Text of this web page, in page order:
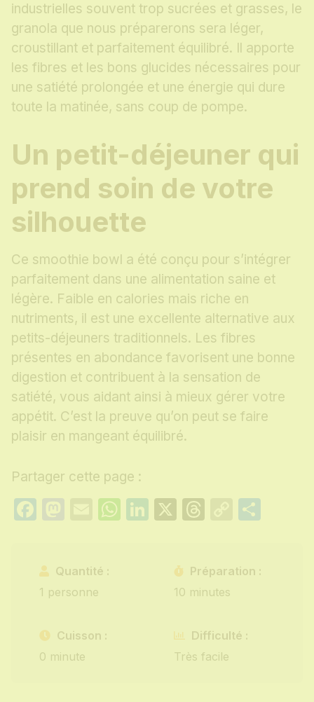
industrielles souvent trop sucrées et grasses, le
granola que nous préparerons sera léger,
croustillant et parfaitement équilibré. Il apporte
les fibres et les bons glucides nécessaires pour
une satiété prolongée et une énergie qui dure
toute la matinée, sans coup de pompe.
Un petit-déjeuner qui
prend soin de votre
silhouette
Ce smoothie bowl a été conçu pour s’intégrer
parfaitement dans une alimentation saine et
légère. Faible en calories mais riche en
nutriments, il est une excellente alternative aux
petits-déjeuners traditionnels. Les fibres
présentes en abondance favorisent une bonne
digestion et contribuent à la sensation de
satiété, vous aidant ainsi à mieux gérer votre
appétit. C’est la preuve qu’on peut se faire
plaisir en mangeant équilibré.
Partager cette page :
Facebook
Mastodon
EmailWhatsApp
LinkedIn
X Threads
Copy
Quantité :
1 personne
Préparation :
10 minutes
Cuisson :
0 minute
Difficulté :
Très facile